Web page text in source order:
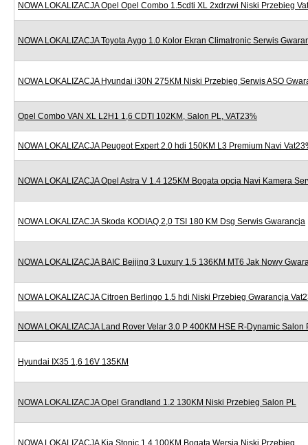
NOWA LOKALIZACJA Opel Opel Combo 1.5cdti XL 2xdrzwi Niski Przebieg
NOWA LOKALIZACJA Toyota Aygo 1.0 Kolor Ekran Climatronic Serwis
NOWA LOKALIZACJA Hyundai i30N 275KM Niski Przebieg Serwis ASO
Opel Combo VAN XL L2H1 1,6 CDTI 102KM, Salon PL, VAT23%
NOWA LOKALIZACJA Peugeot Expert 2.0 hdi 150KM L3 Premium Navi
NOWA LOKALIZACJA Opel Astra V 1.4 125KM Bogata opcja Navi Kamera
NOWA LOKALIZACJA Skoda KODIAQ 2,0 TSI 180 KM Dsg Serwis Gwarancja
NOWA LOKALIZACJA BAIC Beijing 3 Luxury 1.5 136KM MT6 Jak Nowy
NOWA LOKALIZACJA Citroen Berlingo 1.5 hdi Niski Przebieg Gwarancja
NOWA LOKALIZACJA Land Rover Velar 3.0 P 400KM HSE R-Dynamic Salon
Hyundai IX35 1,6 16V 135KM
NOWA LOKALIZACJA Opel Grandland 1.2 130KM Niski Przebieg Salon PL
NOWA LOKALIZACJA Kia Stonic 1.4 100KM Bogata Wersja Niski Przebieg